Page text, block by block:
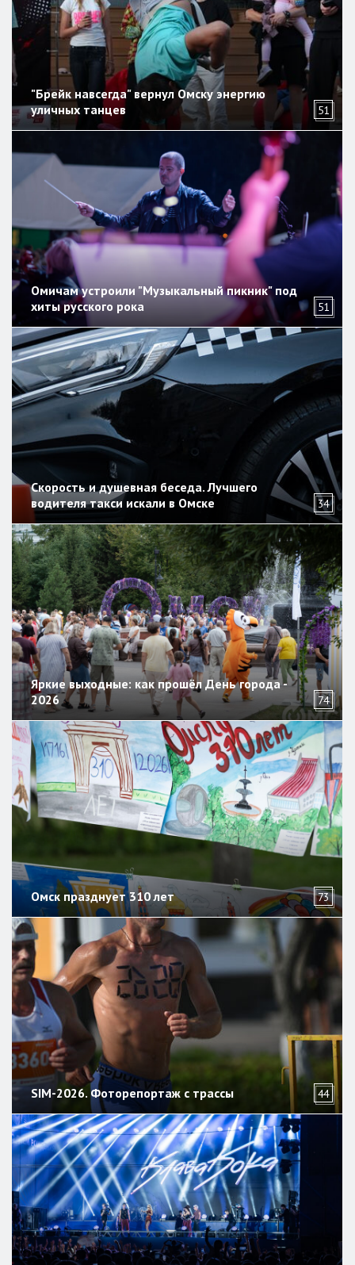
"Брейк навсегда" вернул Омску энергию
уличных танцев
51
Омичам устроили "Музыкальный пикник" под
хиты русского рока
51
Скорость и душевная беседа. Лучшего
водителя такси искали в Омске
34
Яркие выходные: как прошёл День города -
2026
74
Омск празднует 310 лет 73
SIM-2026. Фоторепортаж с трассы 44